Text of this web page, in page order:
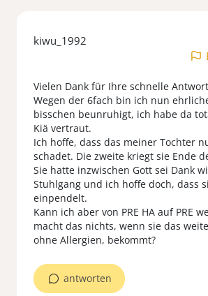
kiwu_1992
Vielen Dank für Ihre schnelle
Wegen der 6fach bin ich nun
bisschen beunruhigt, ich habe da
Kiä vertraut.
Ich hoffe, dass das meiner Tochter
schadet. Die zweite kriegt sie Ende
Sie hatte inzwischen Gott sei Dank
Stuhlgang und ich hoffe doch, dass
einpendelt.
Kann ich aber von PRE HA auf PRE
macht das nichts, wenn sie das
ohne Allergien, bekommt?
antworten